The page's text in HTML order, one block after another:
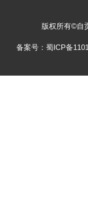
版权所有©自
备案号：蜀ICP备